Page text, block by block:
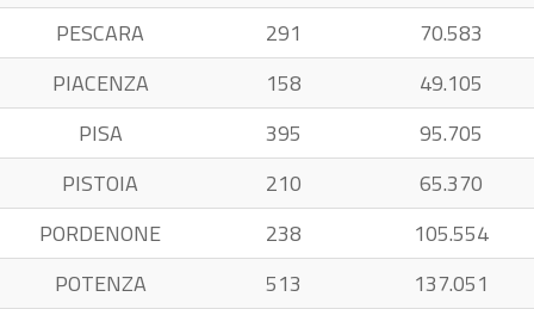
PESCARA
291
70.583
PIACENZA
158
49.105
PISA
395
95.705
PISTOIA
210
65.370
PORDENONE
238
105.554
POTENZA
513
137.051